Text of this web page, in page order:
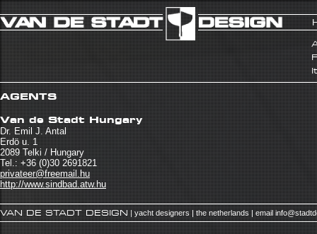
AGENTS
Van de Stadt Hungary
Dr. Emil J. Antal
Erdö u. 1
2089 Telki / Hungary
Tel.: +36 (0)30 2691821
privateer@freemail.hu
http://www.sindbad.atw.hu
VAN DE STADT DESIGN| yacht designers | the netherlands | email